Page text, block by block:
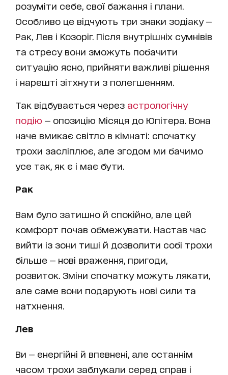
розуміти себе, свої бажання і плани.
Особливо це відчують три знаки зодіаку —
Рак, Лев і Козоріг. Після внутрішніх сумнівів
та стресу вони зможуть побачити
ситуацію ясно, прийняти важливі рішення
і нарешті зітхнути з полегшенням.
Так відбувається через астрологічну
подію — опозицію Місяця до Юпітера. Вона
наче вмикає світло в кімнаті: спочатку
трохи засліплює, але згодом ми бачимо
усе так, як є і має бути.
Рак
Вам було затишно й спокійно, але цей
комфорт почав обмежувати. Настав час
вийти із зони тиші й дозволити собі трохи
більше — нові враження, пригоди,
розвиток. Зміни спочатку можуть лякати,
але саме вони подарують нові сили та
натхнення.
Лев
Ви — енергійні й впевнені, але останнім
часом трохи заблукали серед справ і